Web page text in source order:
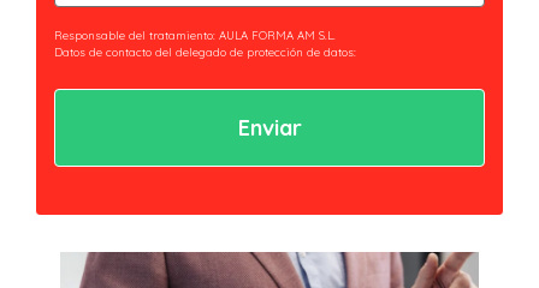
Responsable del tratamiento: AULA FORMA AM S.L.
Datos de contacto del delegado de protección de datos:
Legitimación: Tratamientos sometidos al cumplimiento de obligación legal
los derechos reconocidos por la normativa aplicable en la política de